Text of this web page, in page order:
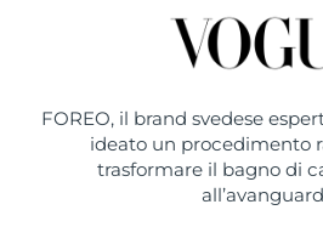
FOREO, il brand svedese
ideato un procedimento
trasformare il bagno di